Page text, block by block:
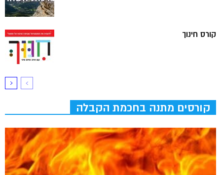
קורס חינוך
קורסים מתנה בחכמת הקבלה